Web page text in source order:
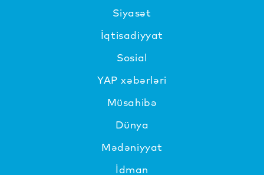
Siyasət
İqtisadiyyat
Sosial
YAP xəbərləri
Müsahibə
Dünya
Mədəniyyat
İdman